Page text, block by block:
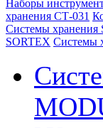
Наборы
хранения СТ-031
Системы хранения
SORTEX Системы